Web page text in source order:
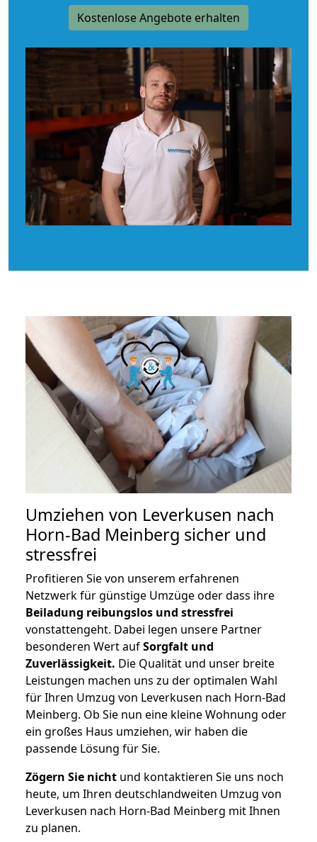
Kostenlose Angebote erhalten
Umziehen von Leverkusen nach
Horn-Bad Meinberg sicher und
stressfrei
Profitieren Sie von unserem erfahrenen
Netzwerk für günstige Umzüge oder dass ihre
Beiladung reibungslos und stressfrei
vonstattengeht. Dabei legen unsere Partner
besonderen Wert aufSorgfalt und
Zuverlässigkeit. Die Qualität und unser breite
Leistungen machen uns zu der optimalen Wahl
für Ihren Umzug von Leverkusen nach Horn-Bad
Meinberg. Ob Sie nun eine kleine Wohnung oder
ein großes Haus umziehen, wir haben die
passende Lösung für Sie.
Zögern Sie nicht und kontaktieren Sie uns noch
heute, um Ihren deutschlandweiten Umzug von
Leverkusen nach Horn-Bad Meinberg mit Ihnen
zu planen.